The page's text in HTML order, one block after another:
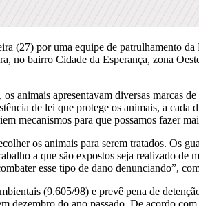
(27) por uma equipe de patrulhamento
bairro Cidade da Esperança, zona
apresentavam diversas marcas
de lei que protege os animais, a cada
mecanismos para que possamos fazer
os animais para serem tratados. Os
a que são expostos seja realizado
esse tipo de dano denunciando”,
(9.605/98) e prevê pena de
do ano passado. De acordo